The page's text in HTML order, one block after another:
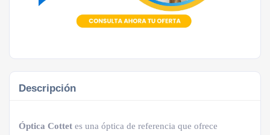
Descripción
Óptica Cottet es una óptica de referencia que ofrece